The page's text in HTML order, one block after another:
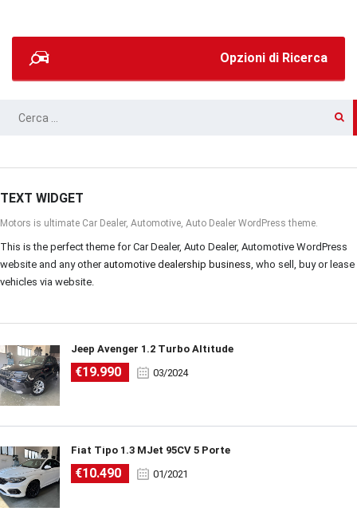
Opzioni di Ricerca
RICERCA
TEXT WIDGET
Motors is ultimate Car Dealer, Automotive, Auto Dealer WordPress theme.
This is the perfect theme for Car Dealer, Auto Dealer, Automotive WordPress
website and any other automotive dealership business, who sell, buy or lease
vehicles via website.
Jeep Avenger 1.2 Turbo Altitude
€19.990 03/2024
Fiat Tipo 1.3 MJet 95CV 5 Porte
€10.490 01/2021